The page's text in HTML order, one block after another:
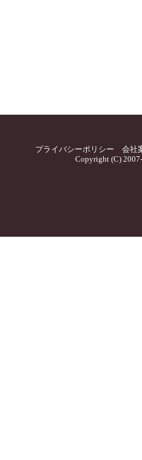
プライバシーポリシー
会社
Copyright (C)